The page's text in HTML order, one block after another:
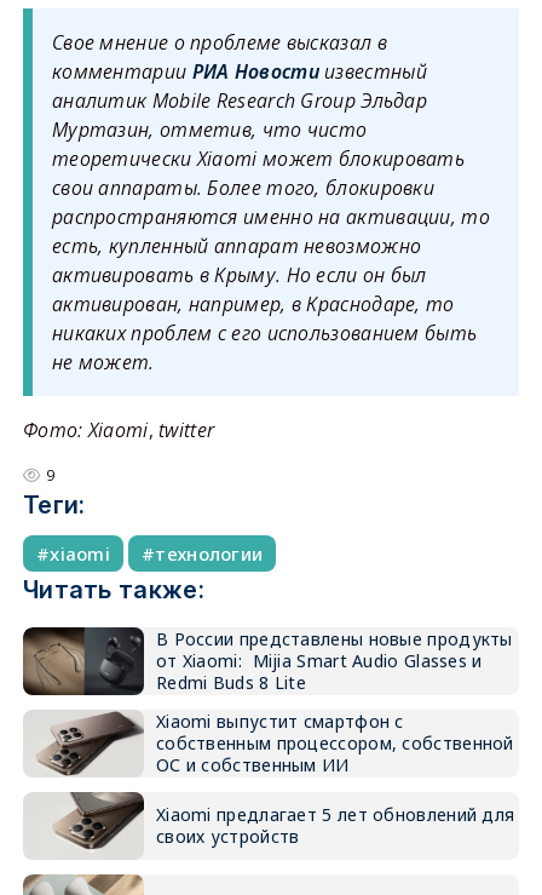
Свое мнение о проблеме высказал в
комментарии РИА Новостиизвестный
аналитик Mobile Research Group Эльдар
Муртазин, отметив, что чисто
теоретически Xiaomi может блокировать
свои аппараты. Более того, блокировки
распространяются именно на активации, то
есть, купленный аппарат невозможно
активировать в Крыму. Но если он был
активирован, например, в Краснодаре, то
никаких проблем с его использованием быть
не может.
Фото: Xiaomi,twitter
9
Теги:
xiaomi технологии
Читать также:
В России представлены новые продукты
от Xiaomi: Mijia Smart Audio Glasses и
Redmi Buds 8 Lite
Xiaomi выпустит смартфон с
собственным процессором, собственной
ОС и собственным ИИ
Xiaomi предлагает 5 лет обновлений для
своих устройств